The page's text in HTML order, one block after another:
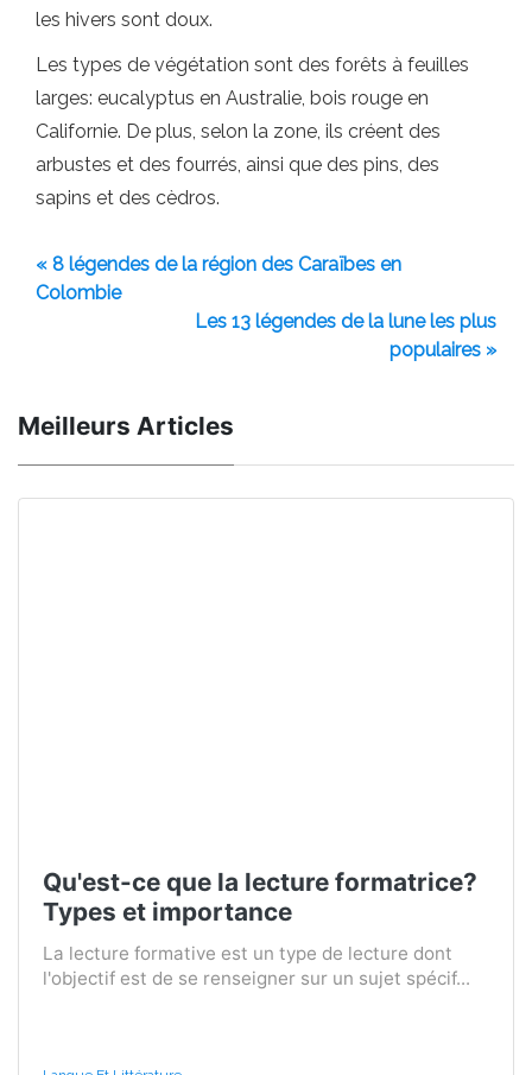
les hivers sont doux.
Les types de végétation sont des forêts à feuilles
larges: eucalyptus en Australie, bois rouge en
Californie. De plus, selon la zone, ils créent des
arbustes et des fourrés, ainsi que des pins, des
sapins et des cèdros.
« 8 légendes de la région des Caraïbes en
Colombie
Les 13 légendes de la lune les plus
populaires »
Meilleurs Articles
Qu'est-ce que la lecture formatrice?
Types et importance
La lecture formative est un type de lecture dont
l'objectif est de se renseigner sur un sujet spécif...